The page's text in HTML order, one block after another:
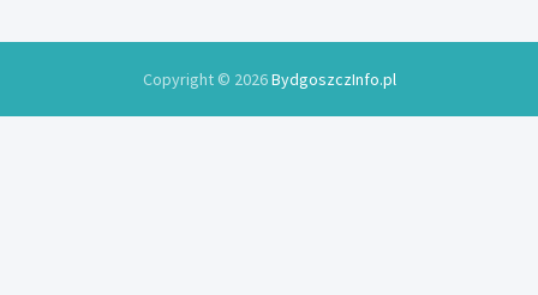
Copyright © 2026BydgoszczInfo.pl